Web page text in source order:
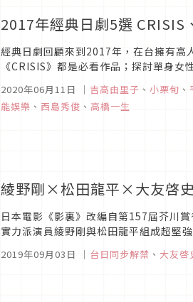
2017年經典日劇5選 CRISIS
經典日劇回顧來到2017年，在台擁有高
《CRISIS》都是必看作品；探討單身
2020年06月11日 ｜ 吉高由里子 、 小栗旬 、
能娛樂 、 西島秀俊 、 高橋一生
綾野剛×松田龍平×大友啓史
日本電影《影裏》改編自第157屆芥川
實力派演員綾野剛與松田龍平組成超堅
拍攝，今天正式發表這部話題作的上映
2019年09月03日 ｜ 台日同步解禁 、 大友啓